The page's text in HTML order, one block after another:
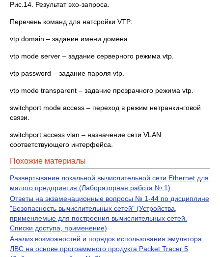
Рис.14. Результат эхо-запроса.
Перечень команд для натсройки VTP:
vtp domain – задание имени домена.
vtp mode server – задание серверного режима vtp.
vtp password – задание пароля vtp.
vtp mode transparent – задание прозрачного режима vtp.
switchport mode access – переход в режим нетранкинговой
связи.
switchport access vlan – назначение сети VLAN
соответствующего интерфейса.
Похожие материалы
Развертывание локальной вычислительной сети Ethernet для
малого предприятия (Лабораторная работа № 1)
Ответы на экзаменационные вопросы № 1-44 по дисциплине
"Безопасность вычислительных сетей" (Устройства,
применяемые для построения вычислительных сетей.
Списки доступа, применение)
Анализ возможностей и порядок использования эмулятора.
ЛВС на основе программного продукта Packet Tracer 5